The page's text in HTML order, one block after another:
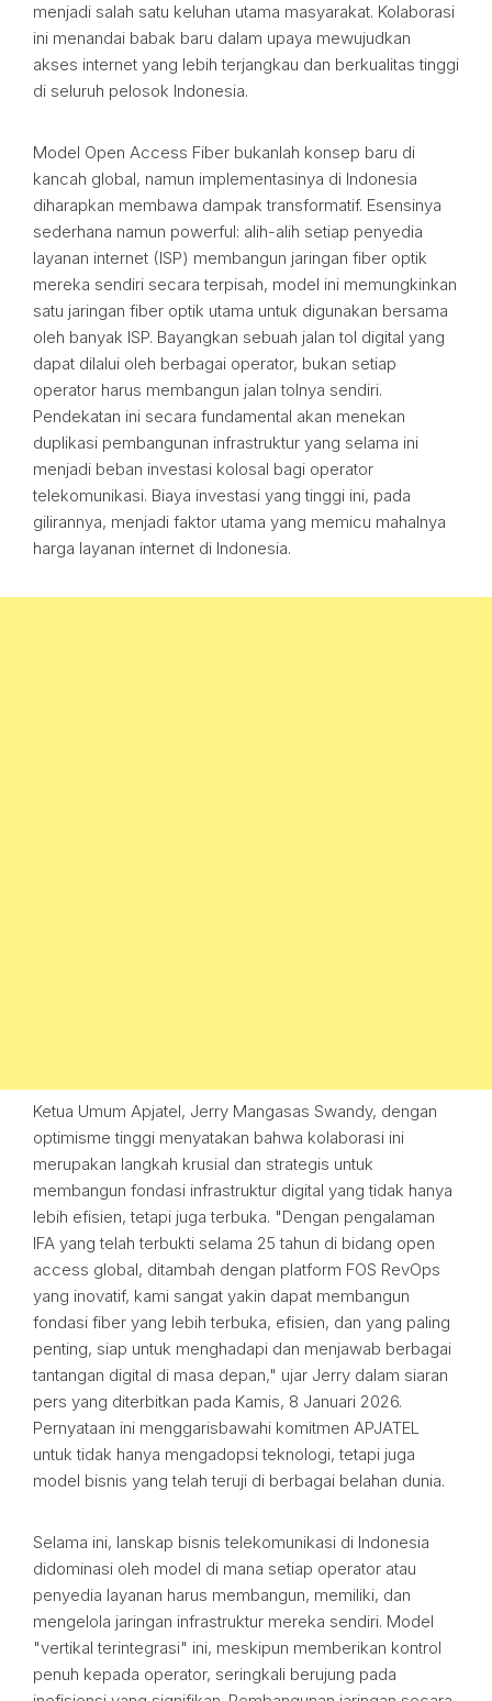
menjadi salah satu keluhan utama masyarakat. Kolaborasi
ini menandai babak baru dalam upaya mewujudkan
akses internet yang lebih terjangkau dan berkualitas tinggi
di seluruh pelosok Indonesia.
Model Open Access Fiber bukanlah konsep baru di
kancah global, namun implementasinya di Indonesia
diharapkan membawa dampak transformatif. Esensinya
sederhana namun powerful: alih-alih setiap penyedia
layanan internet (ISP) membangun jaringan fiber optik
mereka sendiri secara terpisah, model ini memungkinkan
satu jaringan fiber optik utama untuk digunakan bersama
oleh banyak ISP. Bayangkan sebuah jalan tol digital yang
dapat dilalui oleh berbagai operator, bukan setiap
operator harus membangun jalan tolnya sendiri.
Pendekatan ini secara fundamental akan menekan
duplikasi pembangunan infrastruktur yang selama ini
menjadi beban investasi kolosal bagi operator
telekomunikasi. Biaya investasi yang tinggi ini, pada
gilirannya, menjadi faktor utama yang memicu mahalnya
harga layanan internet di Indonesia.
Ketua Umum Apjatel, Jerry Mangasas Swandy, dengan
optimisme tinggi menyatakan bahwa kolaborasi ini
merupakan langkah krusial dan strategis untuk
membangun fondasi infrastruktur digital yang tidak hanya
lebih efisien, tetapi juga terbuka. "Dengan pengalaman
IFA yang telah terbukti selama 25 tahun di bidang open
access global, ditambah dengan platform FOS RevOps
yang inovatif, kami sangat yakin dapat membangun
fondasi fiber yang lebih terbuka, efisien, dan yang paling
penting, siap untuk menghadapi dan menjawab berbagai
tantangan digital di masa depan," ujar Jerry dalam siaran
pers yang diterbitkan pada Kamis, 8 Januari 2026.
Pernyataan ini menggarisbawahi komitmen APJATEL
untuk tidak hanya mengadopsi teknologi, tetapi juga
model bisnis yang telah teruji di berbagai belahan dunia.
Selama ini, lanskap bisnis telekomunikasi di Indonesia
didominasi oleh model di mana setiap operator atau
penyedia layanan harus membangun, memiliki, dan
mengelola jaringan infrastruktur mereka sendiri. Model
"vertikal terintegrasi" ini, meskipun memberikan kontrol
penuh kepada operator, seringkali berujung pada